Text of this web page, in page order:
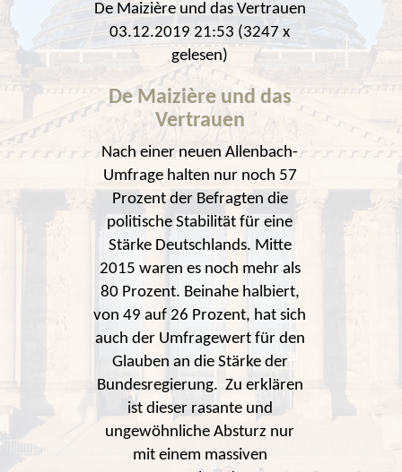
De Maizière und das Vertrauen
03.12.2019 21:53 (3247 x
gelesen)
De Maizière und das
Vertrauen
Nach einer neuen Allenbach-
Umfrage halten nur noch 57
Prozent der Befragten die
politische Stabilität für eine
Stärke Deutschlands. Mitte
2015 waren es noch mehr als
80 Prozent. Beinahe halbiert,
von 49 auf 26 Prozent, hat sich
auch der Umfragewert für den
Glauben an die Stärke der
Bundesregierung. Zu erklären
ist dieser rasante und
ungewöhnliche Absturz nur
mit einem massiven